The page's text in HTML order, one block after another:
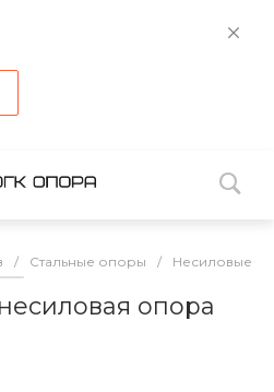
/ Стальные опоры / Несиловые
опора